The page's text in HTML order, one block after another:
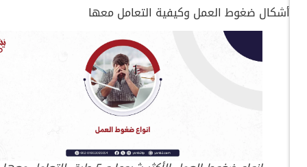
أشكال ضغوط العمل وكيفية التعامل معها